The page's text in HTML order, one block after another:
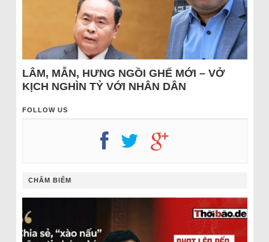
LÂM, MẪN, HƯNG NGỒI GHẾ MỚI – VỞ
KỊCH NGHÌN TỶ VỚI NHÂN DÂN
FOLLOW US
CHÂM BIẾM